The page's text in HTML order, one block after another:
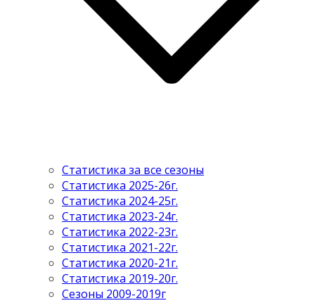
Статистика за все сезоны
Статистика 2025-26г.
Статистика 2024-25г.
Статистика 2023-24г.
Статистика 2022-23г.
Статистика 2021-22г.
Статистика 2020-21г.
Статистика 2019-20г.
Сезоны 2009-2019г